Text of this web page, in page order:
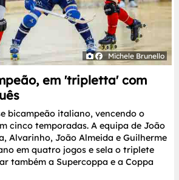
Michele Brunello
em 'tripletta' com
bicampeão italiano, vencendo o
cinco temporadas. A equipa de João
Alvarinho, João Almeida e Guilherme
em quatro jogos e sela o triplete
também a Supercoppa e a Coppa